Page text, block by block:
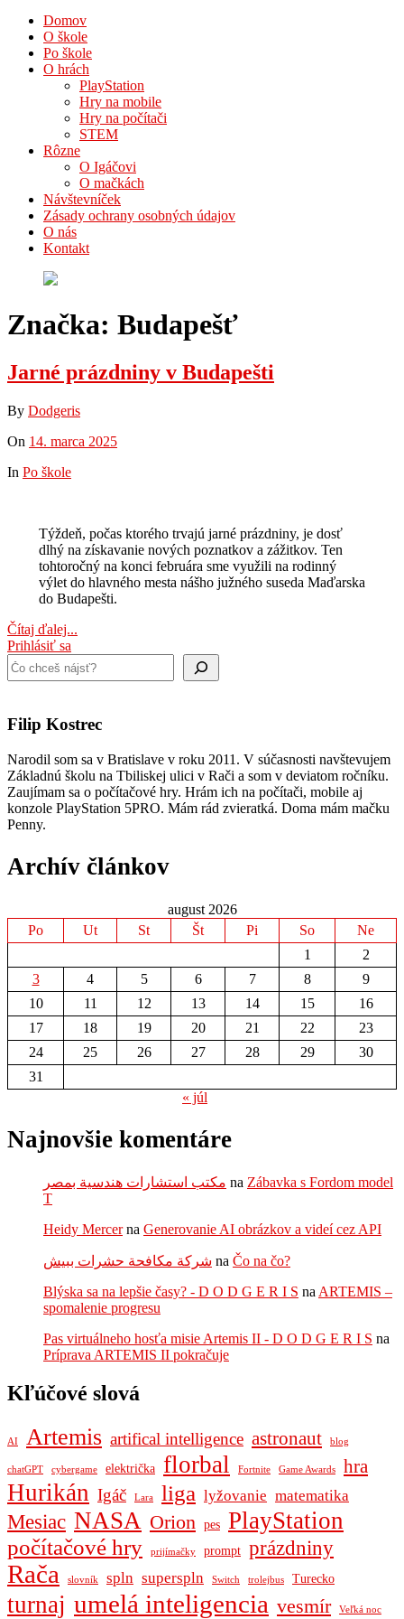
Domov
O škole
Po škole
O hrách
PlayStation
Hry na mobile
Hry na počítači
STEM
Rôzne
O Igáčovi
O mačkách
Návštevníček
Zásady ochrany osobných údajov
O nás
Kontakt
Značka: Budapešť
Jarné prázdniny v Budapešti
By Dodgeris
On 14. marca 2025
In Po škole
Týždeň, počas ktorého trvajú jarné prázdniny, je dosť
dlhý na získavanie nových poznatkov a zážitkov. Ten
tohtoročný na konci februára sme využili na rodinný
výlet do hlavného mesta nášho južného suseda Maďarska
do Budapešti.
Čítaj ďalej...
Prihlásiť sa
Hľadať
Filip Kostrec
Narodil som sa v Bratislave v roku 2011. V súčasnosti navštevujem
Základnú školu na Tbiliskej ulici v Rači a som v deviatom ročníku.
Zaujímam sa o počítačové hry. Hrám ich na počítači, mobile aj
konzole PlayStation 5PRO. Mám rád zvieratká. Doma mám mačku
Penny.
Archív článkov
august 2026
Po
Ut St Št Pi So
Ne
1
2
3
4 5 6 7 8
9
10
11 12 13 14 15
16
17
18 19 20 21 22
23
24
25 26 27 28 29
30
31
« júl
Najnovšie komentáre
مكتب استشارات هندسية بمصر na Zábavka s Fordom model
T
Heidy Mercerna Generovanie AI obrázkov a videí cez API
شركة مكافحة حشرات ببيش na Čo na čo?
Blýska sa na lepšie časy? - D O D G E R I S na ARTEMIS –
spomalenie progresu
Pas virtuálneho hosťa misie Artemis II - D O D G E R I S na
Príprava ARTEMIS II pokračuje
Kľúčové slová
AI Artemis artifical intelligence astronaut blog
chatGPT cybergame električka florbal Fortnite Game Awards hra
Hurikán Igáč Lara liga lyžovanie matematika
Mesiac NASA Orion pes PlayStation
počítačové hry prijímačky prompt prázdniny
Rača slovník spln superspln Switch trolejbus Turecko
turnaj umelá inteligencia vesmír Veľká noc